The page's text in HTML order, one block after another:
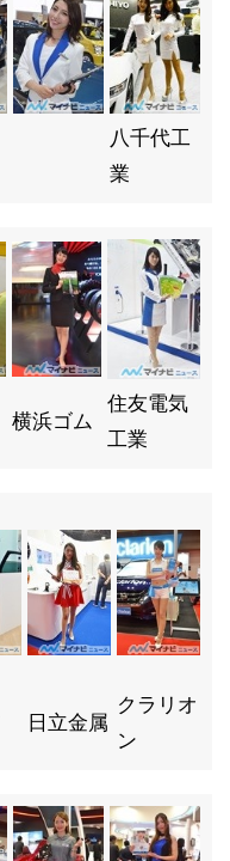
八千代工
業
横浜ゴム
住友電気
工業
日立金属
クラリオ
ン